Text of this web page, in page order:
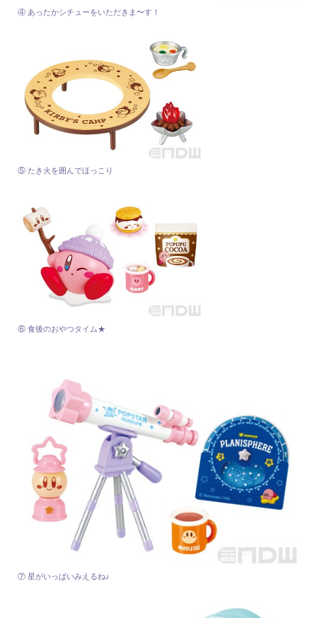
④ あったかシチューをいただきま〜す！
⑤ たき火を囲んでほっこり
⑥ 食後のおやつタイム★
⑦ 星がいっぱいみえるね♪